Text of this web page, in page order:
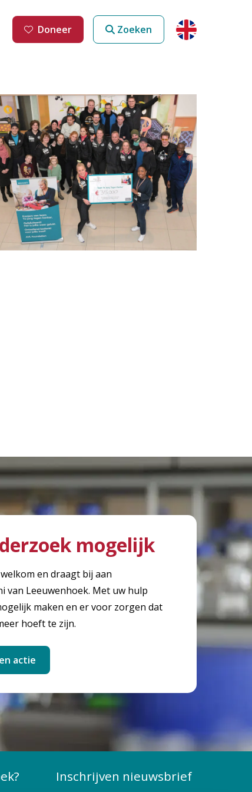
Doneer Zoeken
mogelijk
en draagt bij aan
van Leeuwenhoek. Met uw hulp
maken en er voor zorgen dat
hoeft te zijn.
actie
Inschrijven nieuwsbrief